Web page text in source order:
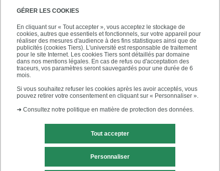
GÉRER LES COOKIES
En cliquant sur « Tout accepter », vous acceptez le stockage de
cookies, autres que essentiels et fonctionnels, sur votre appareil pour
réaliser des mesures d'audience à des fins statistiques ainsi que de
publicités (cookies Tiers). L'université est responsable de traitement
pour le site Internet. Les cookies Tiers sont détaillés par domaine
dans nos mentions légales. En cas de refus ou d'acceptation des
traceurs, vos paramètres seront sauvegardés pour une durée de 6
mois.
Si vous souhaitez refuser les cookies après les avoir acceptés, vous
pouvez retirer votre consentement en cliquant sur « Personnaliser ».
➜ Consultez notre politique en matière de protection des données.
Tout accepter
Personnaliser
80 avenue du Général de Gaulle
PRATIQUE
ACCÈS RAPIDES
Contact
Plan du site